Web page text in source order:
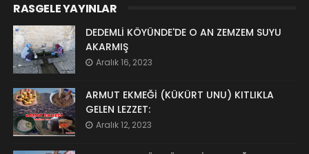
RASGELE YAYINLAR
DEDEMLİ KÖYÜNDE'DE O AN ZEMZEM SUYU
AKARMIŞ
Aralık 16, 2023
ARMUT EKMEĞİ (KÜKÜRT UNU) KITLIKLA
GELEN LEZZET:
Aralık 12, 2023